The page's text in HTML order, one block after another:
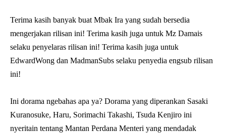
Terima kasih banyak buat Mbak Ira yang sudah bersedia
mengerjakan rilisan ini! Terima kasih juga untuk Mz Damais
selaku penyelaras rilisan ini! Terima kasih juga untuk
EdwardWong dan MadmanSubs selaku penyedia engsub rilisan
ini!
Ini dorama ngebahas apa ya? Dorama yang diperankan Sasaki
Kuranosuke, Haru, Sorimachi Takashi, Tsuda Kenjiro ini
nyeritain tentang Mantan Perdana Menteri yang mendadak